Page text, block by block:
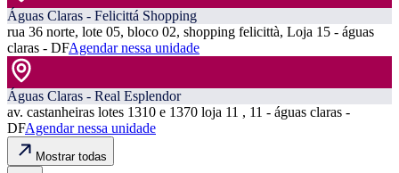
Águas Claras - Felicittá Shopping
rua 36 norte, lote 05, bloco 02, shopping felicittà, Loja 15 - águas
claras - DFAgendar nessa unidade
Águas Claras - Real Esplendor
av. castanheiras lotes 1310 e 1370 loja 11 , 11 - águas claras -
DFAgendar nessa unidade
Mostrar todas